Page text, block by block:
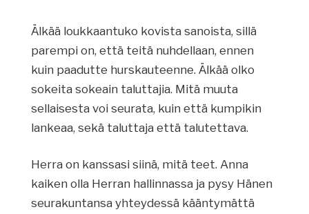
Älkää loukkaantuko kovista sanoista, sillä
parempi on, että teitä nuhdellaan, ennen
kuin paadutte hurskauteenne. Älkää olko
sokeita sokeain taluttajia. Mitä muuta
sellaisesta voi seurata, kuin että kumpikin
lankeaa, sekä taluttaja että talutettava.
Herra on kanssasi siinä, mitä teet. Anna
kaiken olla Herran hallinnassa ja pysy Hänen
seurakuntansa yhteydessä kääntymättä